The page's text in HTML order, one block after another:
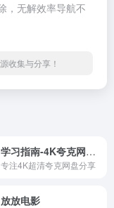
，无解效率导航不
收集与分享！
学习指南-4K夸克网盘分享
专注4K超清夸克网盘分享
放放电影